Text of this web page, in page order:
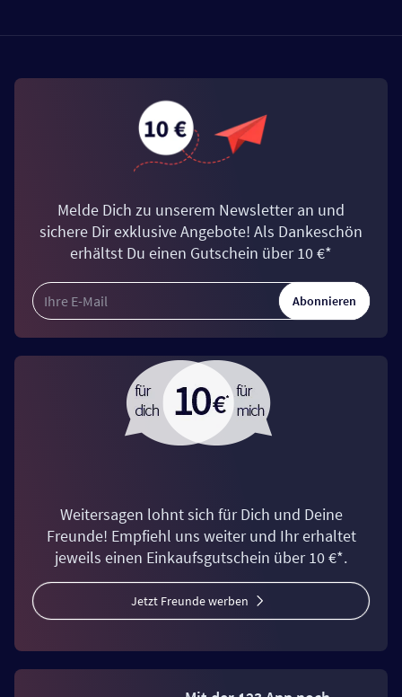
Melde Dich zu unserem Newsletter an und
sichere Dir exklusive Angebote! Als Dankeschön
erhältst Du einen Gutschein über 10 €*
Abonnieren
Weitersagen lohnt sich für Dich und Deine
Freunde! Empfiehl uns weiter und Ihr erhaltet
jeweils einen Einkaufsgutschein über 10 €*.
Jetzt Freunde werben